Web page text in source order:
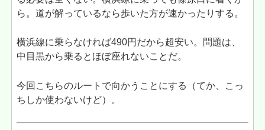
ら。道が解っているなら歩いた方が速かったりする。
横浜線に乗らなければ490円だから超安い。問題は、
中目黒から乗るとほぼ座れないことだ。
今回こちらのルートで向かうことにする（てか、こっ
ちしか使わないけど）。